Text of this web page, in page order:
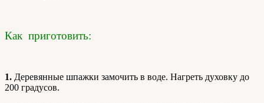
Как приготовить:
1. Деревянные шпажки замочить в воде. Нагреть духовку до
200 градусов.